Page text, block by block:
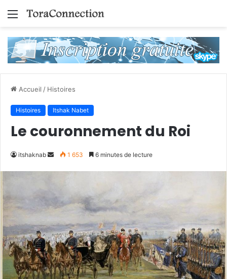
Menu
Accueil / Histoires
Histoires Itshak Nabet
Le couronnement du Roi
itshaknab
Envoyer
1 653 6 minutes de lecture